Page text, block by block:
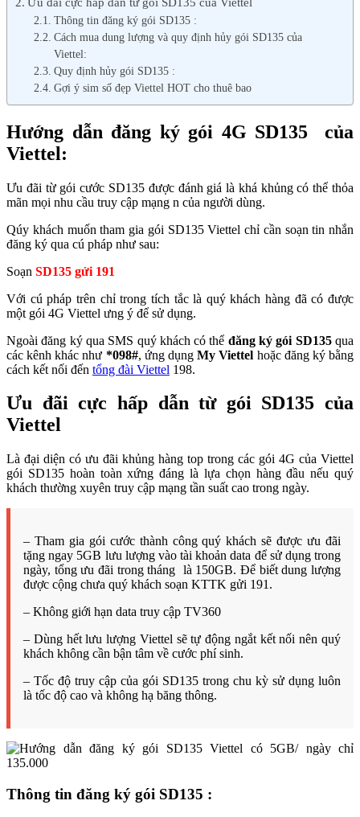
Thông tin đăng ký gói SD135 :
Cách mua dung lượng và quy định hủy gói SD135 của
Viettel:
Quy định hủy gói SD135 :
Gợi ý sim số đẹp Viettel HOT cho thuê bao
Hướng dẫn đăng ký gói 4G SD135 của
Viettel:
Ưu đãi từ gói cước SD135 được đánh giá là khá khủng có thể thỏa
mãn mọi nhu cầu truy cập mạng n của người dùng.
Qúy khách muốn tham gia gói SD135 Viettel chỉ cần soạn tin nhắn
đăng ký qua cú pháp như sau:
Soạn SD135 gửi 191
Với cú pháp trên chỉ trong tích tắc là quý khách hàng đã có được
một gói 4G Viettel ưng ý để sử dụng.
Ngoài đăng ký qua SMS quý khách có thể đăng ký gói SD135qua
các kênh khác như *098#, ứng dụngMy Viettel hoặc đăng ký bằng
cách kết nối đến tổng đài Viettel 198.
Ưu đãi cực hấp dẫn từ gói SD135 của
Viettel
Là đại diện có ưu đãi khủng hàng top trong các gói 4G của Viettel
gói SD135 hoàn toàn xứng đáng là lựa chọn hàng đầu nếu quý
khách thường xuyên truy cập mạng tần suất cao trong ngày.
– Tham gia gói cước thành công quý khách sẽ được ưu đãi
tặng ngay 5GB lưu lượng vào tài khoản data để sử dụng trong
ngày, tổng ưu đãi trong tháng là 150GB. Để biết dung lượng
được cộng chưa quý khách soạn KTTK gửi 191.
– Không giới hạn data truy cập TV360
– Dùng hết lưu lượng Viettel sẽ tự động ngắt kết nối nên quý
khách không cần bận tâm về cước phí sinh.
– Tốc độ truy cập của gói SD135 trong chu kỳ sử dụng luôn
là tốc độ cao và không hạ băng thông.
Thông tin đăng ký gói SD135 :